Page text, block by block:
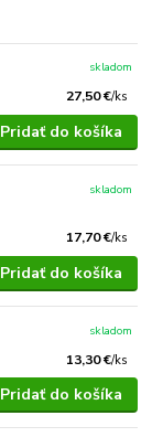
27,50 €/ks
skladom
Pridať do košíka
17,70 €/ks
skladom
Pridať do košíka
13,30 €/ks
skladom
Pridať do košíka